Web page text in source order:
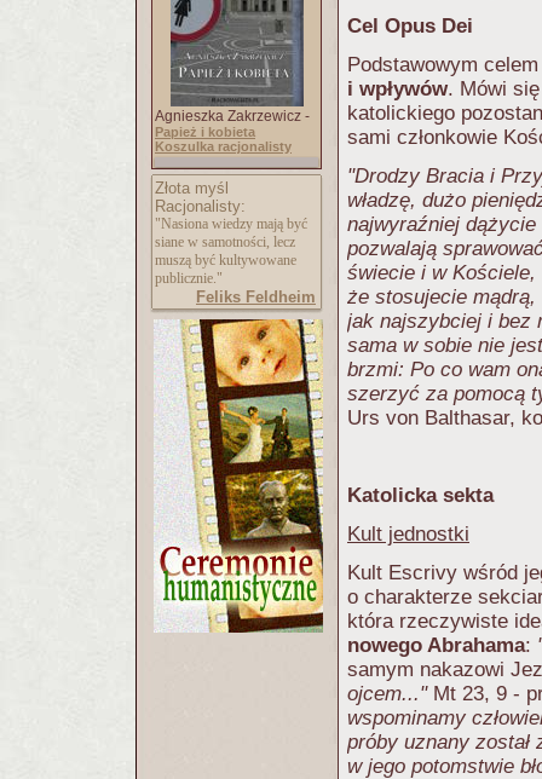
Agnieszka Zakrzewicz -
Papież i kobieta
Koszulka racjonalisty
Złota myśl
Racjonalisty:
"Nasiona wiedzy mają być
siane w samotności, lecz
muszą być kultywowane
publicznie."
Feliks Feldheim
Cel Opus Dei
Podstawowym
i wpływów. Mówi
katolickiego
sami członkowie
"Drodzy Bracia i
władzę, dużo
najwyraźniej
pozwalają
świecie i w Kościele,
że stosujecie
jak najszybciej i bez
sama w sobie nie
brzmi: Po co wam
szerzyć za pomocą
Urs von Balthasar,
Katolicka sekta
Kult jednostki
Kult Escrivy wśród
o charakterze
która rzeczywiste
nowego Abrahama:
samym nakazowi
ojcem..." Mt 23, 9 -
wspominamy
próby uznany został
w jego potomstwie